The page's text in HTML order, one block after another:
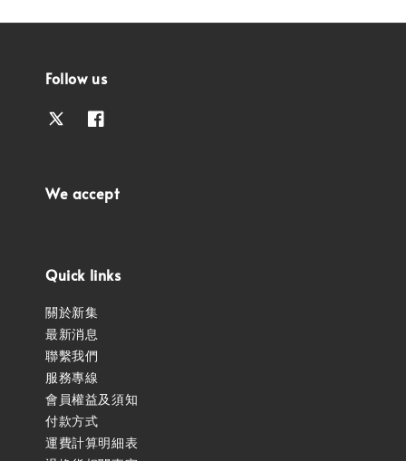
Follow us
We accept
Quick links
關於新集
最新消息
聯繫我們
服務專線
會員權益及須知
付款方式
運費計算明細表